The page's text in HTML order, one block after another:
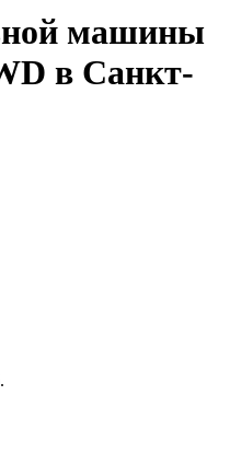
машины
в Санкт-